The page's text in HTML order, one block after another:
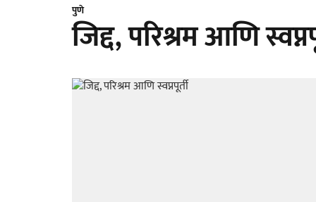
पुणे
जिद्द, परिश्रम आणि